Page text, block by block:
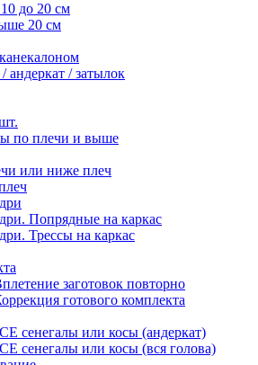
до 20 см
20 см
андеркат / затылок
по плечи и выше
или ниже плеч
Попрядные на каркас
Трессы на каркас
заготовок повторно
готового комплекта
сенегалы или косы (андеркат)
сенегалы или косы (вся голова)